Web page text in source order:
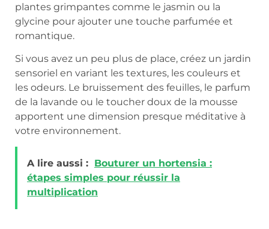
plantes grimpantes comme le jasmin ou la
glycine pour ajouter une touche parfumée et
romantique.
Si vous avez un peu plus de place, créez un jardin
sensoriel en variant les textures, les couleurs et
les odeurs. Le bruissement des feuilles, le parfum
de la lavande ou le toucher doux de la mousse
apportent une dimension presque méditative à
votre environnement.
A lire aussi : Bouturer un hortensia :
étapes simples pour réussir la
multiplication